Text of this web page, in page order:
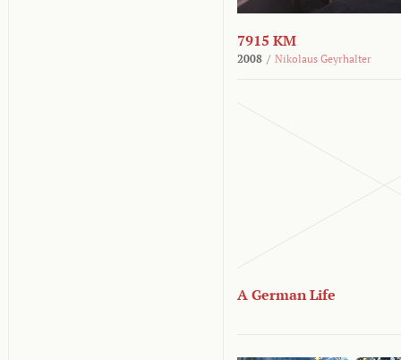
7915 KM
2008 / Nikolaus Geyrhalter
A German Life